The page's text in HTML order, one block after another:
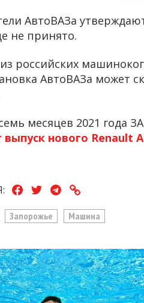
АвтоВАЗа
не принято.
российских
АвтоВАЗа может
месяцев 2021 года
выпуск нового Renault
Запорожье Машина